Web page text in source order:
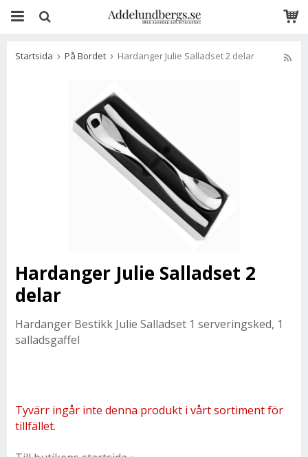
Startsida På Bordet Hardanger Julie Salladset 2 delar
Hardanger Julie Salladset 2
delar
Hardanger Bestikk Julie Salladset 1 serveringsked, 1
salladsgaffel
Tyvärr ingår inte denna produkt i vårt sortiment för
tillfället.